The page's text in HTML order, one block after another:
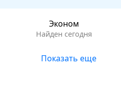
Эконом
Найден сегодня
Показать еще